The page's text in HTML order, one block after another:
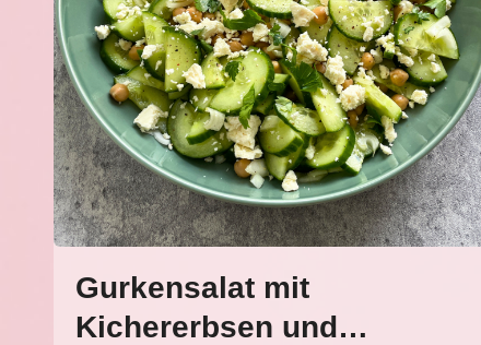
Gurkensalat mit
Kichererbsen und